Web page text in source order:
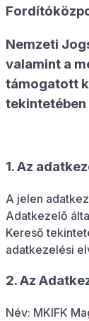
Nemzeti
valamint a
támogatott
1. Az
A jelen
Adatkezelő
Kereső
adatkezelési
2. Az
Név: MKIFK